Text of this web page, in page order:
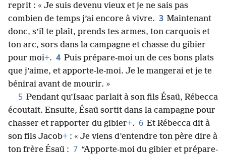
reprit : « Je suis devenu vieux et je ne sais pas
combien de temps j’ai encore à vivre. 3 Maintenant
donc, s’il te plaît, prends tes armes, ton carquois et
ton arc, sors dans la campagne et chasse du gibier
pour moi+. 4 Puis prépare-moi un de ces bons plats
que j’aime, et apporte-le-moi. Je le mangerai et je te
bénirai avant de mourir. »
5 Pendant qu’Isaac parlait à son fils Ésaü, Rébecca
écoutait. Ensuite, Ésaü sortit dans la campagne pour
chasser et rapporter du gibier+. 6 Et Rébecca dit à
son fils Jacob+ : « Je viens d’entendre ton père dire à
ton frère Ésaü : 7 “Apporte-moi du gibier et prépare-